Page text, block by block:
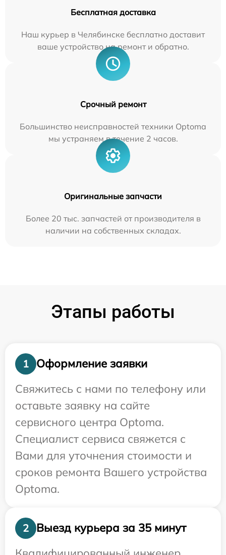
Бесплатная доставка
Наш курьер в Челябинске бесплатно доставит
ваше устройство на ремонт и обратно.
Срочный ремонт
Большинство неисправностей техники Optoma
мы устраняем в течение 2 часов.
Оригинальные запчасти
Более 20 тыс. запчастей от производителя в
наличии на собственных складах.
Этапы работы
1
Оформление заявки
Свяжитесь с нами по телефону или
оставьте заявку на сайте
сервисного центра Optoma.
Специалист сервиса свяжется с
Вами для уточнения стоимости и
сроков ремонта Вашего устройства
Optoma.
2
Выезд курьера за 35 минут